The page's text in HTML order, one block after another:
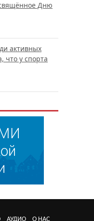
Дню
активных
что у спорта
АУДИО О НАС